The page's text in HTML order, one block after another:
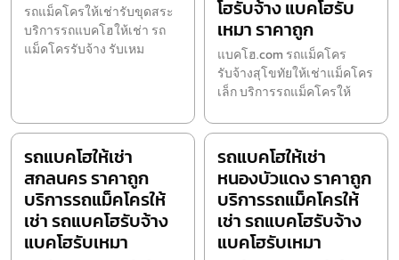
รถแม็คโครให้เช่ารับขุดสระ
บริการรถแบคโฮให้เช่า รถ
แม็คโครรับจ้าง รับเหม
โฮรับจ้าง แบคโฮรับ
เหมา ราคาถูก
แบคโฮ.com รถแม็คโคร
รับจ้างสุโขทัยให้เช่าแม็คโคร
เล็ก บริการรถแม็คโครให้
รถแบคโฮให้เช่า
สกลนคร ราคาถูก
บริการรถแม็คโครให้
เช่า รถแบคโฮรับจ้าง
แบคโฮรับเหมา
รถแบคโฮให้เช่า
หนองบัวแดง ราคาถูก
บริการรถแม็คโครให้
เช่า รถแบคโฮรับจ้าง
แบคโฮรับเหมา